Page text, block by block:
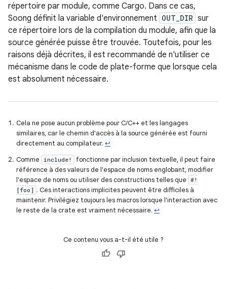
répertoire par module, comme Cargo. Dans ce cas,
Soong définit la variable d'environnement OUT_DIR sur
ce répertoire lors de la compilation du module, afin que la
source générée puisse être trouvée. Toutefois, pour les
raisons déjà décrites, il est recommandé de n'utiliser ce
mécanisme dans le code de plate-forme que lorsque cela
est absolument nécessaire.
Cela ne pose aucun problème pour C/C++ et les langages
similaires, car le chemin d'accès à la source générée est fourni
directement au compilateur. ↩
Comme
include!
fonctionne par inclusion textuelle, il peut faire
référence à des valeurs de l'espace de noms englobant, modifier
l'espace de noms ou utiliser des constructions telles que #!
[foo] . Ces interactions implicites peuvent être difficiles à
maintenir. Privilégiez toujours les macros lorsque l'interaction avec
le reste de la crate est vraiment nécessaire. ↩
Ce contenu vous a-t-il été utile ?